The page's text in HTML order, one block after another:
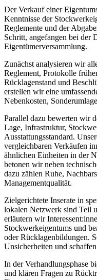
Der Verkauf einer
Kenntnisse der
Reglemente und der
Schritt, angefangen bei der
Eigentümerversammlung.
Zunächst analysieren wir
Reglement, Protokolle
Rücklagenstand und
erstellen wir eine
Nebenkosten,
Parallel dazu bewerten wir
Lage, Infrastruktur,
Ausstattungsstandard.
vergleichbaren Verkäufen
ähnlichen Einheiten in der
betonen wir neben
dazu zählen Ruhe,
Managementqualität.
Zielgerichtete Inserate in
lokalen Netzwerk sind Teil
erläutern wir
Stockwerkeigentums und
oder Rücklagenbildungen.
Unsicherheiten und
In der Verhandlungsphase
und klären Fragen zu